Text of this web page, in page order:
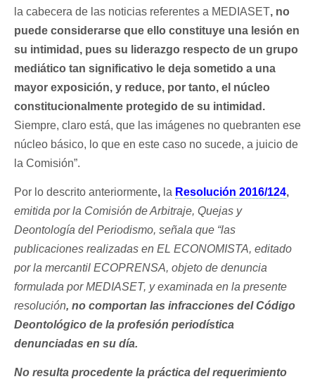
la cabecera de las noticias referentes a MEDIASET, no
puede considerarse que ello constituye una lesión en
su intimidad, pues su liderazgo respecto de un grupo
mediático tan significativo le deja sometido a una
mayor exposición, y reduce, por tanto, el núcleo
constitucionalmente protegido de su intimidad.
Siempre, claro está, que las imágenes no quebranten ese
núcleo básico, lo que en este caso no sucede, a juicio de
la Comisión”.
Por lo descrito anteriormente, la Resolución 2016/124,
emitida por la Comisión de Arbitraje, Quejas y
Deontología del Periodismo, señala que “las
publicaciones realizadas en EL ECONOMISTA, editado
por la mercantil ECOPRENSA, objeto de denuncia
formulada por MEDIASET, y examinada en la presente
resolución, no comportan las infracciones del Código
Deontológico de la profesión periodística
denunciadas en su día.
No resulta procedente la práctica del requerimiento